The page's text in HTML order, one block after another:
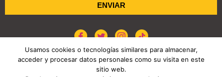
ENVIAR
POLÍTICA DE COOKIES
Usamos cookies o tecnologías similares para almacenar,
acceder y procesar datos personales como su visita en este
sitio web.